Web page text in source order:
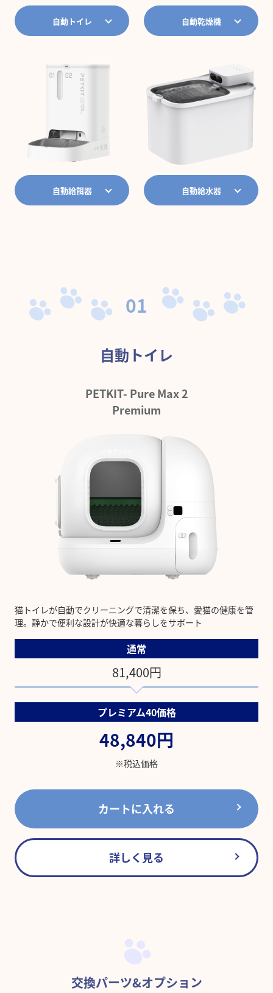
自動トイレ 自動乾燥機
自動給餌器 自動給水器
01
自動トイレ
PETKIT- Pure Max 2
Premium
猫トイレが自動でクリーニングで清潔を保ち、愛猫の健康を管
理。静かで便利な設計が快適な暮らしをサポート
通常
81,400円
プレミアム40価格
48,840円
※税込価格
カートに入れる
詳しく見る
交換パーツ&オプション